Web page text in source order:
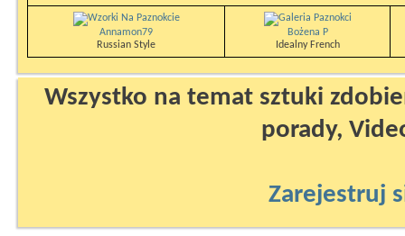
Annamon79
Russian Style
Bożena P
Idealny French
Wszystko na temat sztuki
porady,
Zarejestruj